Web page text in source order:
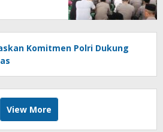
Komitmen Polri Dukung
View More